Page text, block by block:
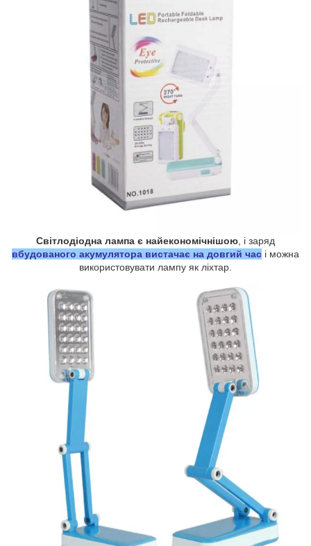
Світлодіодна лампа є найекономічнішою , і заряд
вбудованого акумулятора вистачає на довгий час і можна
використовувати лампу як ліхтар.